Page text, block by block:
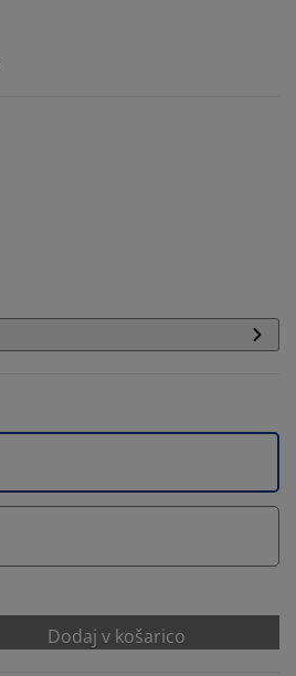
Dodaj v košarico